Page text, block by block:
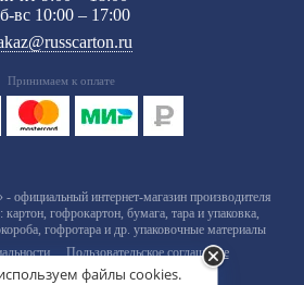
вс 10:00 – 17:00
Принимаем к оплате
официальный интернет-магазин производителя
гофрокартон, бумага, тара и упаковка,
гофротара и др. упаковочные материалы
Пользовательское соглашение
файлы cookies.